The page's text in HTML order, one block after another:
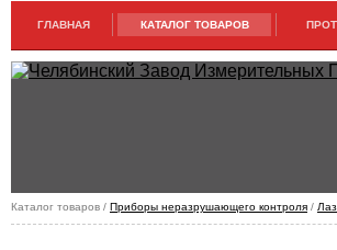
ГЛАВНАЯ КАТАЛОГ ТОВАРОВ
Каталог товаров / Приборы неразрушающего контроля /